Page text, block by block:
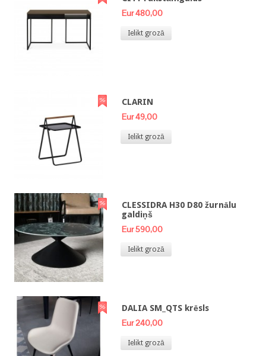
Eur 480,00
Ielikt grozā
CLARIN
Eur 49,00
Ielikt grozā
CLESSIDRA H30 D80 žurnālu
galdiņš
Eur 590,00
Ielikt grozā
DALIA SM_QTS krēsls
Eur 240,00
Ielikt grozā